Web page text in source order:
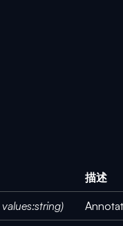
描述